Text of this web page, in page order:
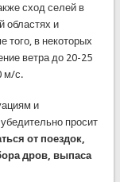
сход селей в
областях и
того, в некоторых
ветра до 20-25
м/с.
и
просит
от поездок,
дров, выпаса